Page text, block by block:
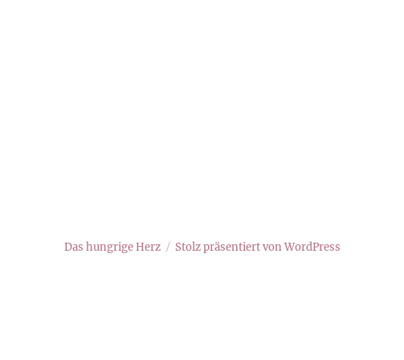
Das hungrige Herz Stolz präsentiert von WordPress